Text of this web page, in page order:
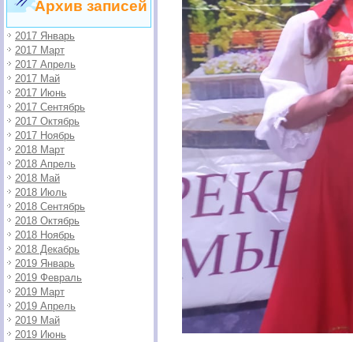
Архив записей
2017 Январь
2017 Март
2017 Апрель
2017 Май
2017 Июнь
2017 Сентябрь
2017 Октябрь
2017 Ноябрь
2018 Март
2018 Апрель
2018 Май
2018 Июль
2018 Сентябрь
2018 Октябрь
2018 Ноябрь
2018 Декабрь
2019 Январь
2019 Февраль
2019 Март
2019 Апрель
2019 Май
2019 Июнь